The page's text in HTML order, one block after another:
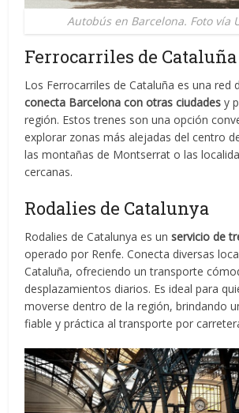
Autobús en Barcelona. Foto vía
Ferrocarriles de Cataluña
Los Ferrocarriles de Cataluña es una red
conecta Barcelona con otras ciudades y
región. Estos trenes son una opción
explorar zonas más alejadas del centro
las montañas de Montserrat o las
cercanas.
Rodalies de Catalunya
Rodalies de Catalunya es unservicio de
operado por Renfe. Conecta diversas
Cataluña, ofreciendo un transporte
desplazamientos diarios. Es ideal para
moverse dentro de la región, brindando
fiable y práctica al transporte por